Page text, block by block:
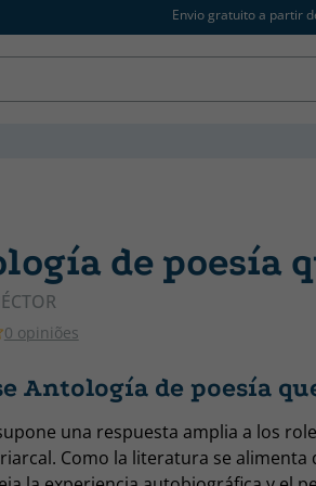
Envio gratuito a partir
de poesía
0 opiniões
Antología de poesía
una respuesta amplia a los
Como la literatura se